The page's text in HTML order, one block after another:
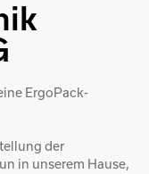
ErgoPack-
der
in unserem Hause,